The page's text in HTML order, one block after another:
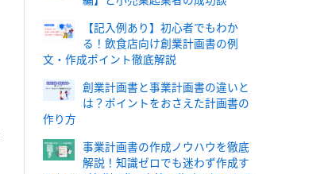
【記入例あり】初心者でもわか
る！飲食店向け創業計画書の例
文・作成ポイント徹底解説
創業計画書と事業計画書の違いと
は？ポイントをおさえた計画書の
作り方
事業計画書の作成ノウハウを徹底
解説！知識ゼロでも迷わず作成す